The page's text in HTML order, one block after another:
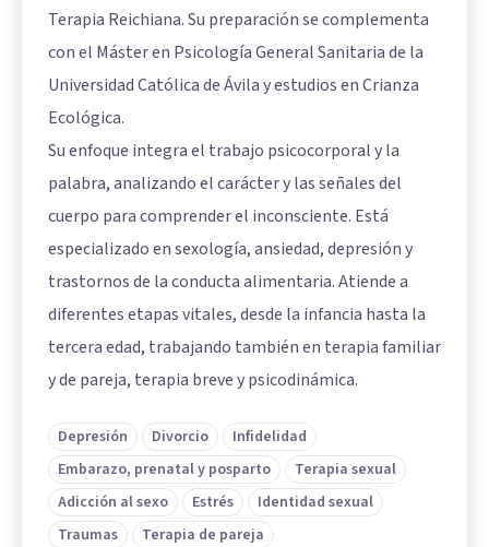
Terapia Reichiana. Su preparación se complementa
con el Máster en Psicología General Sanitaria de la
Universidad Católica de Ávila y estudios en Crianza
Ecológica.
Su enfoque integra el trabajo psicocorporal y la
palabra, analizando el carácter y las señales del
cuerpo para comprender el inconsciente. Está
especializado en sexología, ansiedad, depresión y
trastornos de la conducta alimentaria. Atiende a
diferentes etapas vitales, desde la infancia hasta la
tercera edad, trabajando también en terapia familiar
y de pareja, terapia breve y psicodinámica.
Depresión Divorcio
Infidelidad
Embarazo, prenatal y posparto
Terapia sexual
Adicción al sexo
Estrés
Identidad sexual
Traumas
Terapia de pareja